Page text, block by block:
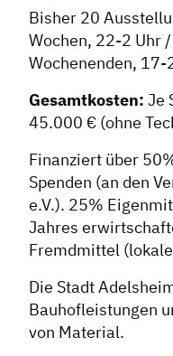
Kooperationen
Service
Blog
Podcast
News
Informiert
Bisher 20
Wochen, 22-2 Uhr
Wochenenden, 17-
Gesamtkosten: Je
45.000 € (ohne
Finanziert über
Spenden (an den
e.V.). 25%
Jahres
Fremdmittel
Die Stadt
Bauhofleistungen
von Material.